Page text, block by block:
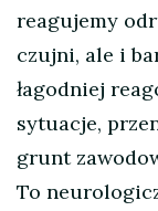
reagujemy
czujni, ale i
łagodniej
sytuacje,
grunt
To